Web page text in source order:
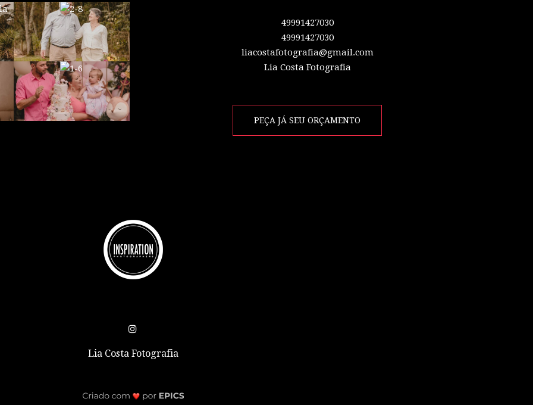
49991427030
49991427030
liacostafotografia@gmail.com
Lia Costa Fotografia
PEÇA JÁ SEU ORÇAMENTO
Lia Costa Fotografia